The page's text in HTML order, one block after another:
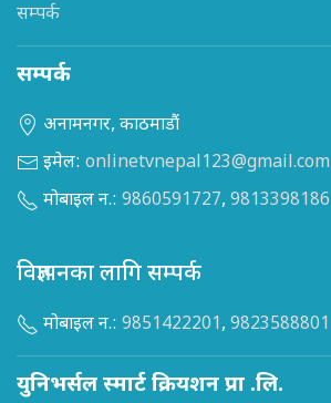
सम्पर्क
सम्पर्क
अनामनगर, काठमाडौं
इमेल: onlinetvnepal123@gmail.com
मोबाइल न.: 9860591727, 9813398186
विज्ञापनका लागि सम्पर्क
मोबाइल न.: 9851422201, 9823588801
युनिभर्सल स्मार्ट क्रियशन प्रा .लि.